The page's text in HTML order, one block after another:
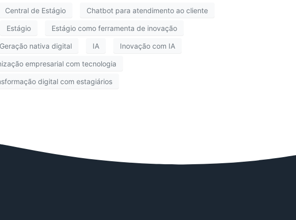
Central de Estágio Chatbot para atendimento ao cliente
Estágio Estágio como ferramenta de inovação
Geração nativa digital IA Inovação com IA
empresarial com tecnologia
digital com estagiários